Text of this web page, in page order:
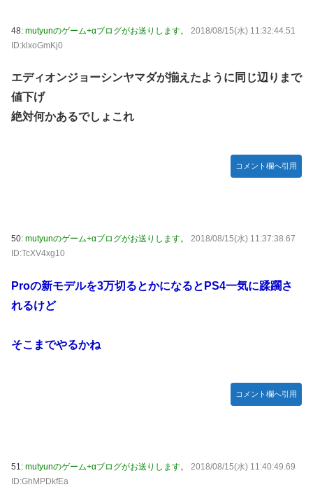
48: mutyunのゲーム+αブログがお送りします。
2018/08/15(水) 11:32:44.51
ID:klxoGmKj0
エディオンジョーシンヤマダが揃えたように同じ辺りまで
値下げ
絶対何かあるでしょこれ
コメント欄へ引用
50: mutyunのゲーム+αブログがお送りします。
2018/08/15(水) 11:37:38.67
ID:TcXV4xg10
Proの新モデルを3万切るとかになるとPS4一気に蹂躙さ
れるけど
そこまでやるかね
コメント欄へ引用
51: mutyunのゲーム+αブログがお送りします。
2018/08/15(水) 11:40:49.69
ID:GhMPDkfEa